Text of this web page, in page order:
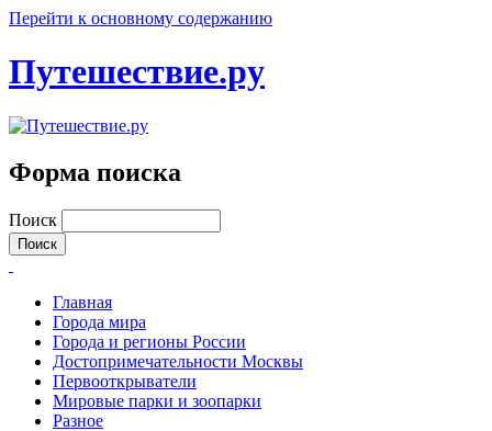
Перейти к основному содержанию
Путешествие.ру
Форма поиска
Поиск
Главная
Города мира
Города и регионы России
Достопримечательности Москвы
Первооткрыватели
Мировые парки и зоопарки
Разное